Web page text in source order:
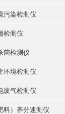
污染检测仪
检测仪
菌检测仪
环境检测仪
废气检测仪
料）养分速测仪